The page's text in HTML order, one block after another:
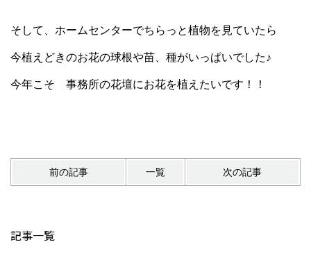
そして、ホームセンターでちらっと植物を見ていたら
今植えどきのお花の球根や苗、種がいっぱいでした♪
今年こそ 事務所の花壇にお花を植えたいです！！
前の記事 一覧 次の記事
記事一覧